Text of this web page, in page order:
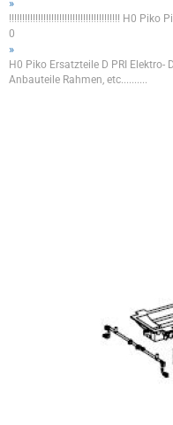
»
!!!!!!!!!!!!!!!!!!!!!!!!!!!!!!!!!!!!!!!!!! H0
0
»
H0 Piko Ersatzteile D PRI Elektro-
Anbauteile Rahmen, etc..........